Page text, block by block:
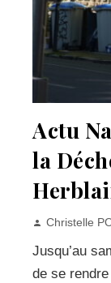
Actu
la
Christelle
Jusqu’au
de se